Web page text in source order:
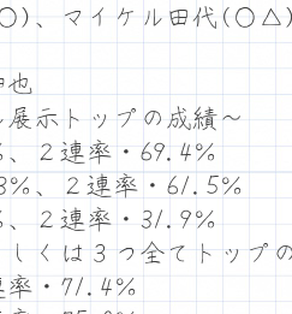
、マイケル田代(○△)
也
示トップの成績～
２連率・69.4％
、２連率・61.5％
２連率・31.9％
くは３つ全てトップ
・71.4％